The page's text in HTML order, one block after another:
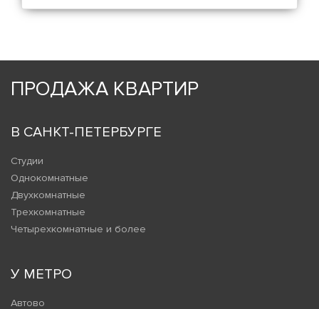
ПРОДАЖА КВАРТИР
В САНКТ-ПЕТЕРБУРГЕ
Студии
Однокомнатные
Двухкомнатные
Трехкомнатные
Четырехкомнатные и более
У МЕТРО
Автово